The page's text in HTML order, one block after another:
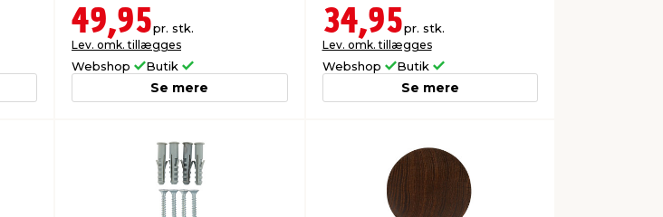
49,95pr. stk.
Lev. omk. tillægges
Webshop Butik
Se mere
34,95pr. stk.
Lev. omk. tillægges
Webshop Butik
Se mere